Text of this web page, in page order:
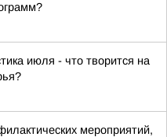
июля - что творится на
мероприятий,